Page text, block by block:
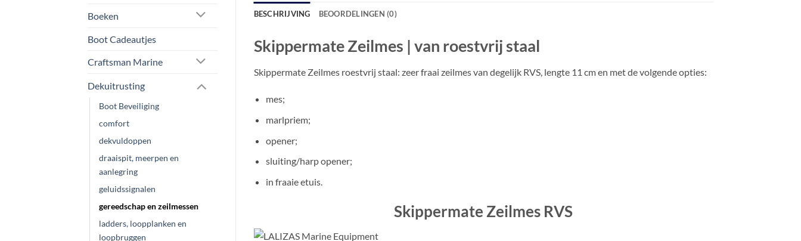
Boeken
Boot Cadeautjes
Craftsman Marine
Dekuitrusting
Boot Beveiliging
comfort
dekvuldoppen
draaispit, meerpen en
aanlegring
geluidssignalen
gereedschap en zeilmessen
ladders, loopplanken en
loopbruggen
BESCHRIJVING BEOORDELINGEN (0)
Skippermate Zeilmes | van roestvrij staal
Skippermate Zeilmes roestvrij staal: zeer fraai zeilmes van degelijk RVS, lengte 11 cm en met de volgende opties:
mes;
marlpriem;
opener;
sluiting/harp opener;
in fraaie etuis.
Skippermate Zeilmes RVS